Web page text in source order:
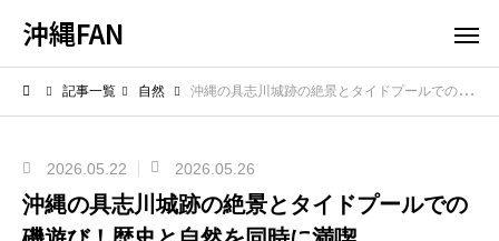
沖縄FAN
記事一覧 自然 沖縄の具志川城跡の絶景とタイドプールでの磯遊び！歴史と自然を同時に満喫
2026.05.22 2026.05.26
沖縄の具志川城跡の絶景とタイドプールでの